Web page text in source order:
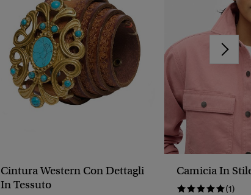
Cintura Western Con Dettagli
In Tessuto
Camicia In
(1)